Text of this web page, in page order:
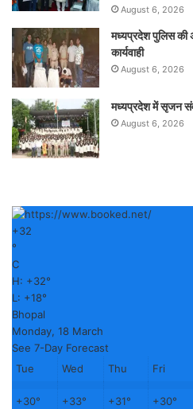
August 6, 2026
मध्यप्रदेश पुलिस की
कार्यवाही
August 6, 2026
मध्यप्रदेश में सृजन
August 6, 2026
+32
°
C
H: +32°
L: +18°
Bhopal
Monday, 18 March
See 7-Day Forecast
Tue
Wed Thu Fri
+30° +33° +31° +30°